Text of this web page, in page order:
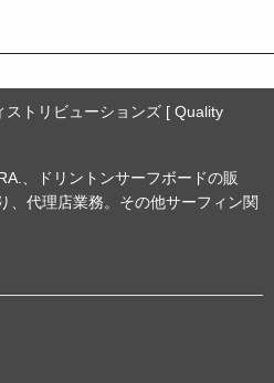
トリビューションズ [ Quality
、ドリントンサーフボードの販
、代理店業務。その他サーフィン関